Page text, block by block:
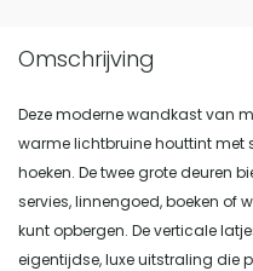
Deze moderne wandkast van
warme lichtbruine houttint met
hoeken. De twee grote deuren
servies, linnengoed, boeken of
kunt opbergen. De verticale
eigentijdse, luxe uitstraling die